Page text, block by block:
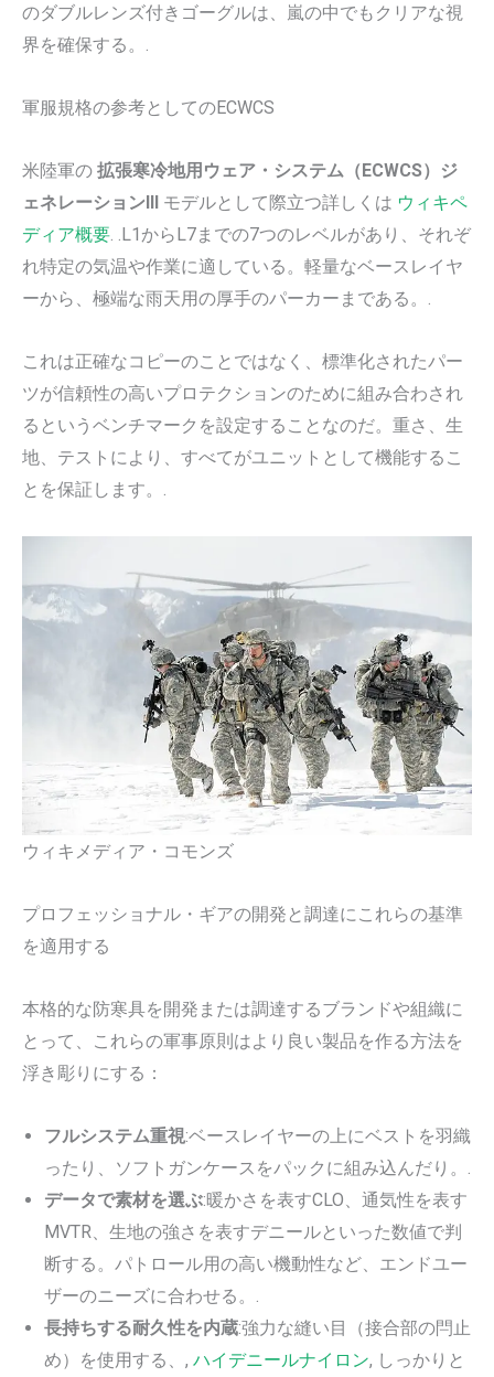
のダブルレンズ付きゴーグルは、嵐の中でもクリアな視
界を確保する。.
軍服規格の参考としてのECWCS
米陸軍の 拡張寒冷地用ウェア・システム（ECWCS）ジ
ェネレーションIII モデルとして際立つ詳しくは ウィキペ
ディア概要 . .L1からL7までの7つのレベルがあり、それぞ
れ特定の気温や作業に適している。軽量なベースレイヤ
ーから、極端な雨天用の厚手のパーカーまである。.
これは正確なコピーのことではなく、標準化されたパー
ツが信頼性の高いプロテクションのために組み合わされ
るというベンチマークを設定することなのだ。重さ、生
地、テストにより、すべてがユニットとして機能するこ
とを保証します。.
ウィキメディア・コモンズ
プロフェッショナル・ギアの開発と調達にこれらの基準
を適用する
本格的な防寒具を開発または調達するブランドや組織に
とって、これらの軍事原則はより良い製品を作る方法を
浮き彫りにする：
フルシステム重視:ベースレイヤーの上にベストを羽織
ったり、ソフトガンケースをパックに組み込んだり。.
データで素材を選ぶ:暖かさを表すCLO、通気性を表す
MVTR、生地の強さを表すデニールといった数値で判
断する。パトロール用の高い機動性など、エンドユー
ザーのニーズに合わせる。.
長持ちする耐久性を内蔵:強力な縫い目（接合部の閂止
め）を使用する、, ハイデニールナイロン, しっかりと